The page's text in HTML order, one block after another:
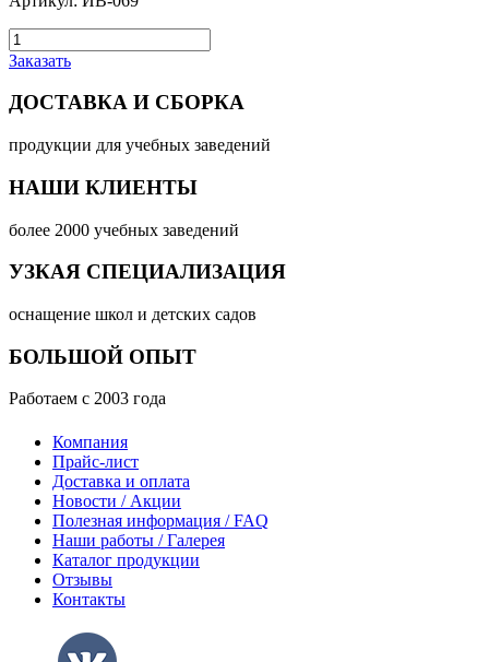
Заказать
ДОСТАВКА И СБОРКА
продукции для учебных заведений
НАШИ КЛИЕНТЫ
более 2000 учебных заведений
УЗКАЯ СПЕЦИАЛИЗАЦИЯ
оснащение школ и детских садов
БОЛЬШОЙ ОПЫТ
Работаем с 2003 года
Компания
Прайс-лист
Доставка и оплата
Новости / Акции
Полезная информация / FAQ
Наши работы / Галерея
Каталог продукции
Отзывы
Контакты